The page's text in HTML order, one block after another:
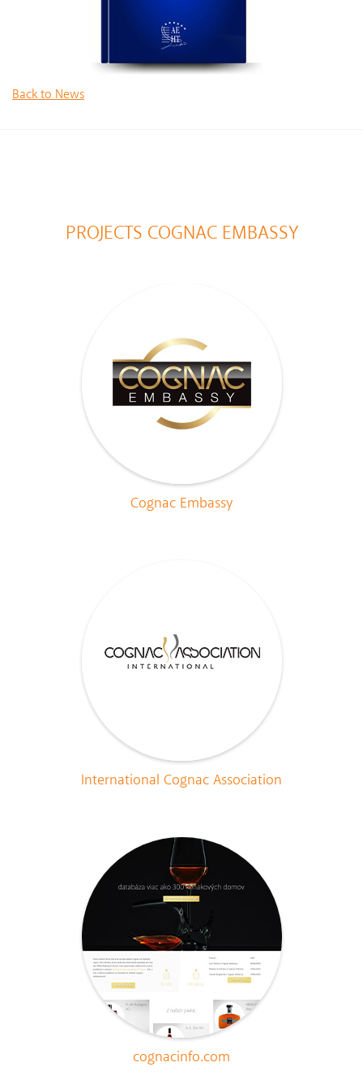
Back to News
PROJECTS COGNAC EMBASSY
Cognac Embassy
International Cognac Association
cognacinfo.com